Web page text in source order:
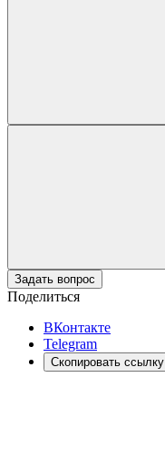
Задать вопрос
Поделиться
ВКонтакте
Telegram
Скопировать ссылку